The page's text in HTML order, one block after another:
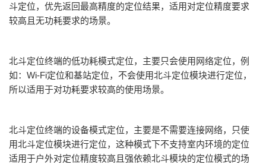
斗定位，优先返回最高精度的定位结果，适用对定位精度要求
较高且无功耗要求的场景。
北斗定位终端的低功耗模式定位，主要只会使用网络定位，例
如：Wi-Fi定位和基站定位，不会使用北斗定位模块进行定位，
所以适用于对功耗要求较高的使用场景。
北斗定位终端的设备模式定位，主要是不需要连接网络，只使
用北斗定位模块进行定位，这种模式下不支持室内环境的定位
适用于户外对定位精度较高且强依赖北斗模块的定位模式的场